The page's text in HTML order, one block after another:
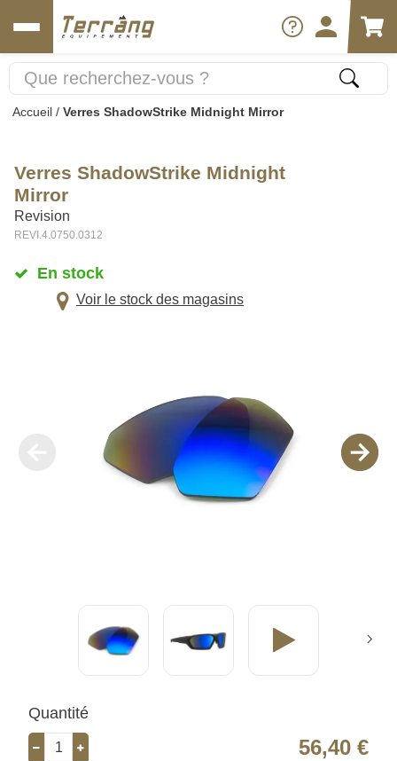
Accueil / Verres ShadowStrike Midnight Mirror
Verres ShadowStrike Midnight
Mirror
Revision
REVI.4.0750.0312
En stock
Voir le stock des magasins
Quantité
56,40 €